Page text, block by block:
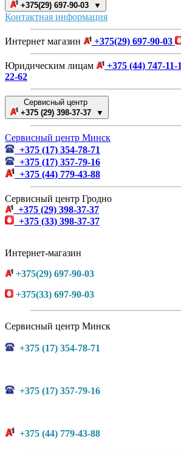
+375(29) 697-90-03 ▼
Контактная информация
Интернет магазин +375(29) 697-90-03
Юридическим лицам +375 (44) 747-11-
22-62
Сервисный центр
+375 (29) 398-37-37 ▼
Сервисный центр Минск
+375 (17) 354-78-71
+375 (17) 357-79-16
+375 (44) 779-43-88
Сервисный центр Гродно
+375 (29) 398-37-37
+375 (33) 398-37-37
Интернет-магазин
+375(29) 697-90-03
+375(33) 697-90-03
Сервисный центр Минск
+375 (17) 354-78-71
+375 (17) 357-79-16
+375 (44) 779-43-88